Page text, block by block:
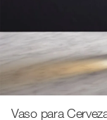
Vaso para